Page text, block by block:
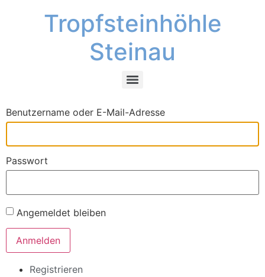
Tropfsteinhöhle
Steinau
Benutzername oder E-Mail-Adresse
Passwort
Angemeldet bleiben
Anmelden
Registrieren